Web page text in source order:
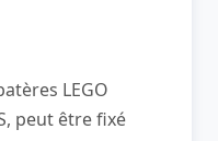
LEGO
peut être fixé